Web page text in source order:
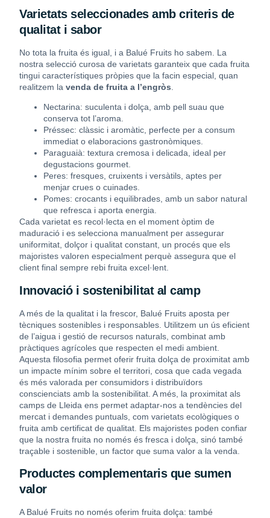
Varietats seleccionades amb criteris de
qualitat i sabor
No tota la fruita és igual, i a Balué Fruits ho sabem. La
nostra selecció curosa de varietats garanteix que cada fruita
tingui característiques pròpies que la facin especial, quan
realitzem lavenda de fruita a l’engròs
Nectarina: suculenta i dolça, amb pell suau que
conserva tot l’aroma.
Préssec: clàssic i aromàtic, perfecte per a consum
immediat o elaboracions gastronòmiques.
Paraguaià: textura cremosa i delicada, ideal per
degustacions gourmet.
Peres: fresques, cruixents i versàtils, aptes per
menjar crues o cuinades.
Pomes: crocants i equilibrades, amb un sabor natural
que refresca i aporta energia.
Cada varietat es recol·lecta en el moment òptim de
maduració i es selecciona manualment per assegurar
uniformitat, dolçor i qualitat constant, un procés que els
majoristes valoren especialment perquè assegura que el
client final sempre rebi fruita excel·lent.
Innovació i sostenibilitat al camp
A més de la qualitat i la frescor, Balué Fruits aposta per
tècniques sostenibles i responsables. Utilitzem un ús eficient
de l’aigua i gestió de recursos naturals, combinat amb
pràctiques agrícoles que respecten el medi ambient.
Aquesta filosofia permet oferir fruita dolça de proximitat amb
un impacte mínim sobre el territori, cosa que cada vegada
és més valorada per consumidors i distribuïdors
conscienciats amb la sostenibilitat. A més, la proximitat als
camps de Lleida ens permet adaptar-nos a tendències del
mercat i demandes puntuals, com varietats ecològiques o
fruita amb certificat de qualitat. Els majoristes poden confiar
que la nostra fruita no només és fresca i dolça, sinó també
traçable i sostenible, un factor que suma valor a la venda.
Productes complementaris que sumen
valor
A Balué Fruits no només oferim fruita dolça: també